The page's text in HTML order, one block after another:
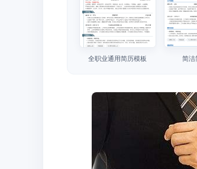
全职业通用简历模板 简洁